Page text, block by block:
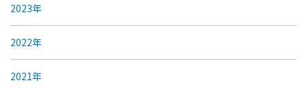
2023年
2022年
2021年